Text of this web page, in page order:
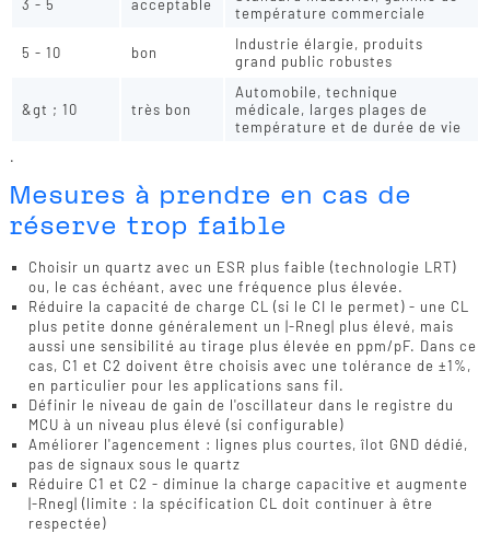
3 - 5 acceptable
température commerciale
5 - 10 bon
Industrie élargie, produits
grand public robustes
&gt ; 10 très bon
Automobile, technique
médicale, larges plages de
température et de durée de vie
.
Mesures à prendre en cas de
réserve trop faible
Choisir un quartz avec un ESR plus faible (technologie LRT)
ou, le cas échéant, avec une fréquence plus élevée.
Réduire la capacité de charge CL (si le CI le permet) - une CL
plus petite donne généralement un |-Rneg| plus élevé, mais
aussi une sensibilité au tirage plus élevée en ppm/pF. Dans ce
cas, C1 et C2 doivent être choisis avec une tolérance de ±1%,
en particulier pour les applications sans fil.
Définir le niveau de gain de l'oscillateur dans le registre du
MCU à un niveau plus élevé (si configurable)
Améliorer l'agencement : lignes plus courtes, îlot GND dédié,
pas de signaux sous le quartz
Réduire C1 et C2 - diminue la charge capacitive et augmente
|-Rneg| (limite : la spécification CL doit continuer à être
respectée)